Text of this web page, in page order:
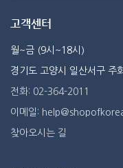
고객센터
월~금 (9시~18시)
경기도 고양시 일산서구 주
전화: 02-364-2011
이메일:
찾아오시는 길